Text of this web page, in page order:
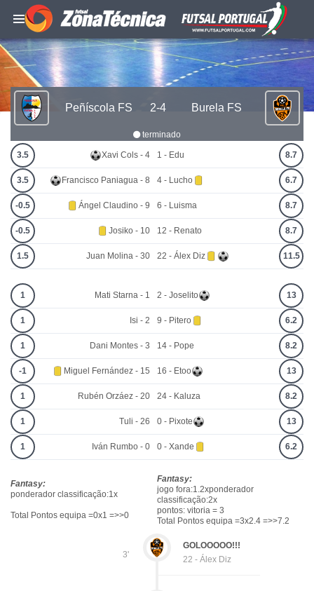
Peñíscola FS 2-4 Burela FS
terminado
3.5 Xavi Cols - 4
3.5 Francisco Paniagua - 8
-0.5 Ángel Claudino - 9
-0.5 Josiko - 10
1.5 Juan Molina - 30
1 - Edu 8.7
4 - Lucho 6.7
6 - Luisma 8.7
12 - Renato 8.7
22 - Álex Diz 11.5
1 Mati Starna - 1
1 Isi - 2
1 Dani Montes - 3
-1 Miguel Fernández - 15
1 Rubén Orzáez - 20
1 Tuli - 26
1 Iván Rumbo - 0
2 - Joselito 13
9 - Pitero 6.2
14 - Pope 8.2
16 - Etoo 13
24 - Kaluza 8.2
0 - Pixote 13
0 - Xande 6.2
Fantasy:
ponderador classificação:1x
Total Pontos equipa =0x1 =>>0
Fantasy:
jogo fora:1.2xponderador
classificação:2x
pontos: vitoria = 3
Total Pontos equipa =3x2.4 =>>7.2
3'
GOLOOOOO!!!
22 - Álex Diz